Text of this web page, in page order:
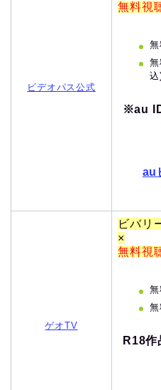
ビデオパス公式
無料視
込
※au
au
ゲオTV
ビバリ
×
無料視
R18作